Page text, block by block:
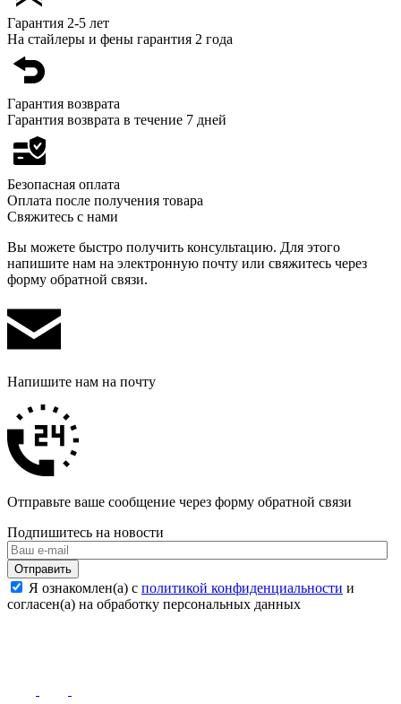
Гарантия 2-5 лет
На стайлеры и фены гарантия 2 года
Гарантия возврата
Гарантия возврата в течение 7 дней
Безопасная оплата
Оплата после получения товара
Свяжитесь с нами
Вы можете быстро получить консультацию. Для этого
напишите нам на электронную почту или свяжитесь через
форму обратной связи.
Напишите нам на почту
Отправьте ваше сообщение через форму обратной связи
Подпишитесь на новости
Отправить
Я ознакомлен(а) с политикой конфиденциальности и
согласен(а) на обработку персональных данных